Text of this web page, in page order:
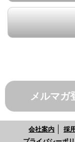
メルマガ
会社案内 採